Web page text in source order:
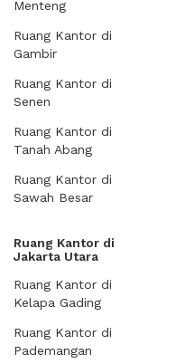
Menteng
Ruang Kantor di
Gambir
Ruang Kantor di
Senen
Ruang Kantor di
Tanah Abang
Ruang Kantor di
Sawah Besar
Ruang Kantor di
Jakarta Utara
Ruang Kantor di
Kelapa Gading
Ruang Kantor di
Pademangan